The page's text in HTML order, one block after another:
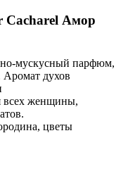
Cacharel Амор
мускусный парфюм,
духов
всех женщины,
цветы